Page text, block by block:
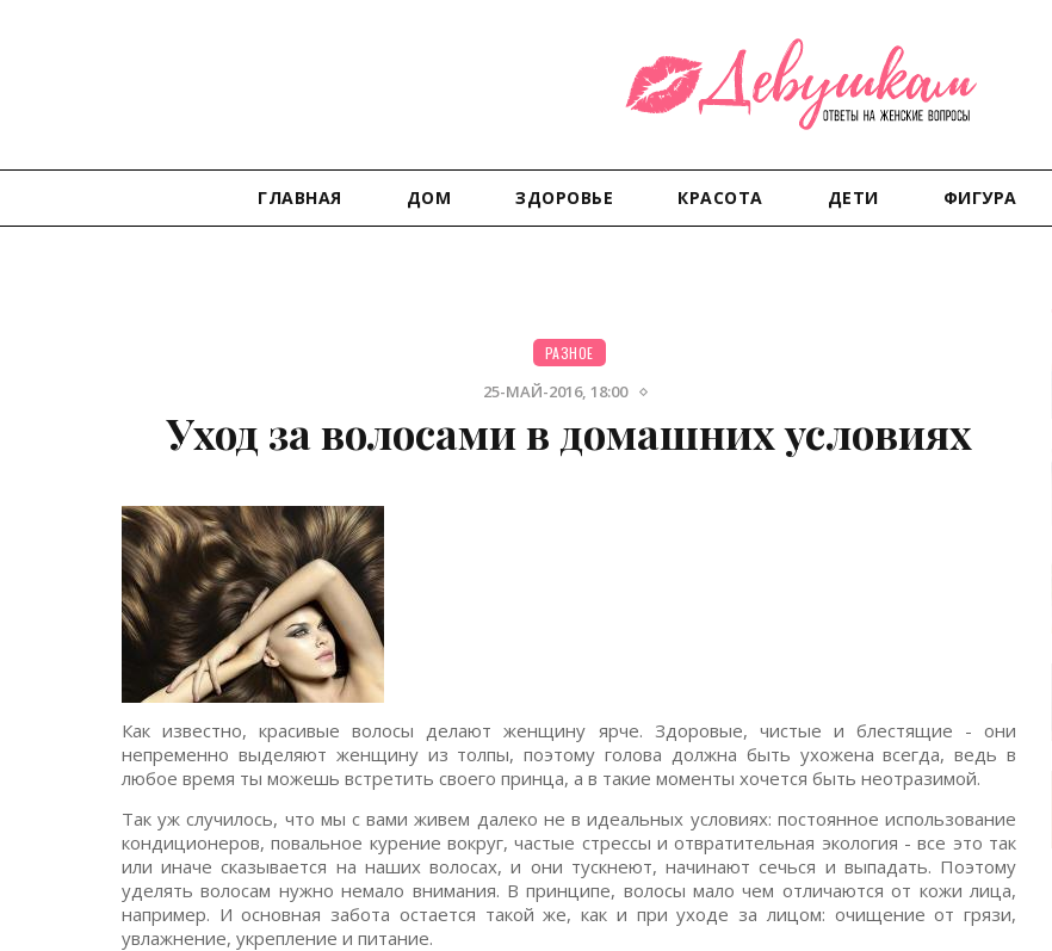
ГЛАВНАЯ ДОМ ЗДОРОВЬЕ КРАСОТА ДЕТИ ФИГУРА
РАЗНОЕ
25-МАЙ-2016, 18:00
Уход за волосами в домашних условиях
Как известно, красивые волосы делают женщину ярче. Здоровые, чистые и блестящие - они
непременно выделяют женщину из толпы, поэтому голова должна быть ухожена всегда, ведь в
любое время ты можешь встретить своего принца, а в такие моменты хочется быть неотразимой.
Так уж случилось, что мы с вами живем далеко не в идеальных условиях: постоянное использование
кондиционеров, повальное курение вокруг, частые стрессы и отвратительная экология - все это так
или иначе сказывается на наших волосах, и они тускнеют, начинают сечься и выпадать. Поэтому
уделять волосам нужно немало внимания. В принципе, волосы мало чем отличаются от кожи лица,
например. И основная забота остается такой же, как и при уходе за лицом: очищение от грязи,
увлажнение, укрепление и питание.